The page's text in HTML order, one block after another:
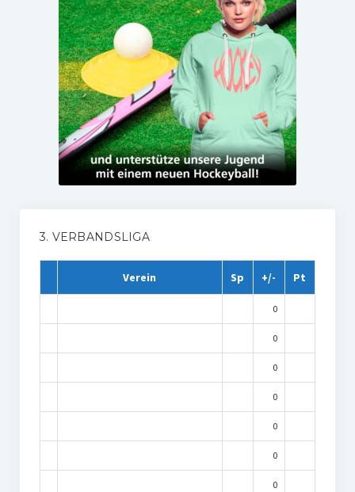
3. VERBANDSLIGA
Verein Sp +/- Pt
0
0
0
0
0
0
0